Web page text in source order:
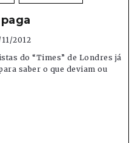
2012
do “Times” de Londres já
saber o que deviam ou